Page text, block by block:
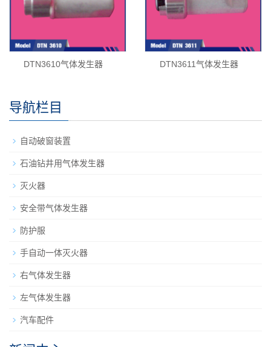
DTN3610气体发生器 DTN3611气体发生器
导航栏目
自动破窗装置
石油钻井用气体发生器
灭火器
安全带气体发生器
防护服
手自动一体灭火器
右气体发生器
左气体发生器
汽车配件